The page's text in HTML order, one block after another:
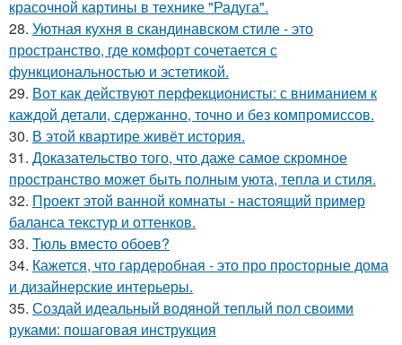
красочной картины в технике "Радуга".
28. Уютная кухня в скандинавском стиле - это
пространство, где комфорт сочетается с
функциональностью и эстетикой.
29. Вот как действуют перфекционисты: с вниманием к
каждой детали, сдержанно, точно и без компромиссов.
30. В этой квартире живёт история.
31. Доказательство того, что даже самое скромное
пространство может быть полным уюта, тепла и стиля.
32. Проект этой ванной комнаты - настоящий пример
баланса текстур и оттенков.
33. Тюль вместо обоев?
34. Кажется, что гардеробная - это про просторные дома
и дизайнерские интерьеры.
35. Создай идеальный водяной теплый пол своими
руками: пошаговая инструкция